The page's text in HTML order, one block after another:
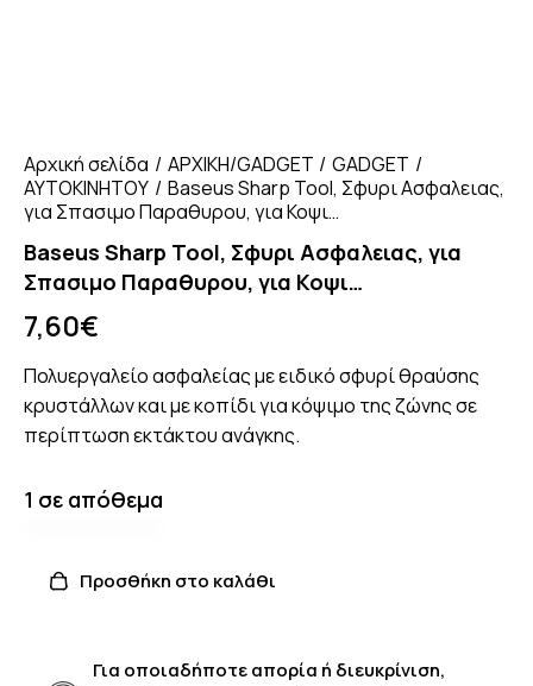
Αρχική σελίδα ΑΡΧΙΚΗ/GADGET
GADGET
ΑΥΤΟΚΙΝΗΤΟΥ
Baseus Sharp Tool, Σφυρι Ασφαλειας,
για Σπασιμο Παραθυρου, για Κοψι…
Baseus Sharp Tool, Σφυρι Ασφαλειας, για
Σπασιμο Παραθυρου, για Κοψι…
7,60€
Πολυεργαλείο ασφαλείας με ειδικό σφυρί θραύσης
κρυστάλλων και με κοπίδι για κόψιμο της ζώνης σε
περίπτωση εκτάκτου ανάγκης.
1 σε απόθεμα
Προσθήκη στο καλάθι
Για οποιαδήποτε απορία ή διευκρίνιση,